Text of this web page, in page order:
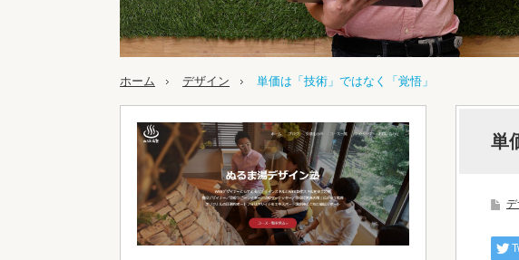
ホーム デザイン 単価は「技術」ではなく「覚悟」
単
デ